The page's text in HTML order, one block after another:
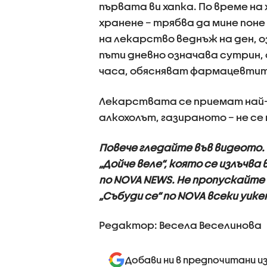
първата ви хапка. По време на
хранене – трябва да мине
на лекарство веднъж на ден,
пъти дневно означава
часа, обясняват
Лекарствата се приемат
алкохолът, газираното – не
Повече гледайте във
„Дойче веле“, която се
по NOVA NEWS. Не
„Събуди се“ по NOVA всеки
Редактор: Весела Веселинова
Добави ни в предпочитани